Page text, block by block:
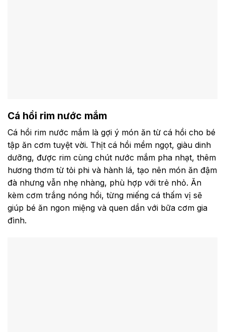
Cá hồi rim nước mắm
Cá hồi rim nước mắm là gợi ý món ăn từ cá hồi cho bé
tập ăn cơm tuyệt vời. Thịt cá hồi mềm ngọt, giàu dinh
dưỡng, được rim cùng chút nước mắm pha nhạt, thêm
hương thơm từ tỏi phi và hành lá, tạo nên món ăn đậm
đà nhưng vẫn nhẹ nhàng, phù hợp với trẻ nhỏ. Ăn
kèm cơm trắng nóng hổi, từng miếng cá thấm vị sẽ
giúp bé ăn ngon miệng và quen dần với bữa cơm gia
đình.